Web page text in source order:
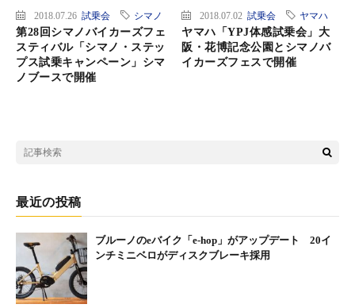
2018.07.26 試乗会 シマノ
第28回シマノバイカーズフェ
スティバル「シマノ・ステッ
プス試乗キャンペーン」シマ
ノブースで開催
2018.07.02 試乗会 ヤマハ
ヤマハ「YPJ体感試乗会」大
阪・花博記念公園とシマノバ
イカーズフェスで開催
最近の投稿
ブルーノのeバイク「e-hop」がアップデート 20イ
ンチミニベロがディスクブレーキ採用